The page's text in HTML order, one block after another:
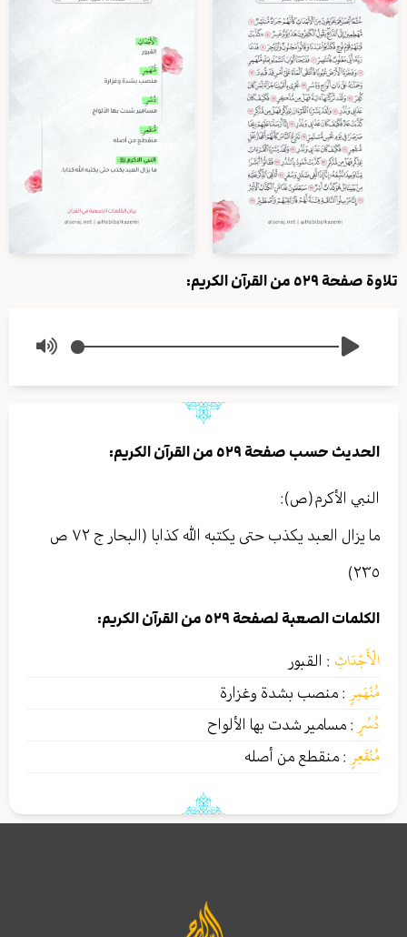
تلاوة صفحة ٥٢٩ من القرآن الكريم:
الحديث حسب صفحة ٥٢٩ من القرآن الكريم:
النبي الأکرم(ص):
ما يزال العبد يكذب حتى يكتبه الله كذابا (البحار ج ٧٢ ص
٢٣٥)
الكلمات الصعبة لصفحة ٥٢٩ من القرآن الكريم:
الْأَجْدَاثِ : القبور
مُنْهَمِرٍ : منصب بشدة وغزارة
دُسُرٍ : مسامير شدت بها الألواح
مُنْقَعِرٍ : منقطع من أصله